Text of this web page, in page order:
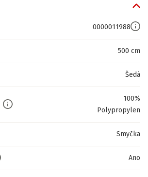
0000011988
500 cm
Šedá
100%
Polypropylen
Smyčka
Ano